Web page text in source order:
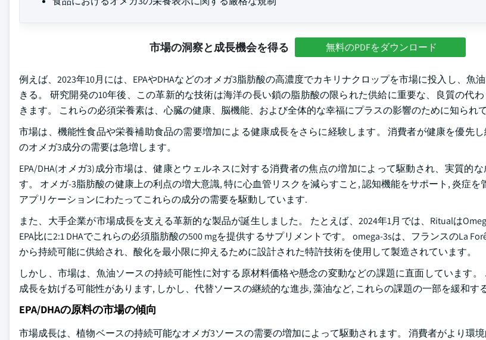
市場の洞察と成長機会を得る 無料のPDFをダウンロード
例えば、2023年10月には、EPAやDHAなどのオメガ3脂肪酸の高濃度でカキリナクロップを市場に投入し、魚
きる。 研究開発の10年後、この革新的な技術は海洋の長い鎖の脂肪酸の限られた供給に重要な、良質の代
きます。 これらの必須栄養素は、心臓の健康、脳機能、および全体的な幸福にプラスの影響のために知られて
市場は、機能性食品や栄養補助食品の需要増加による健康成長をさらに経験します。 消費者が健康を優先
のオメガ3成分の需要は急増します。
EPA/DHA(オメガ3)成分市場は、健康とウェルネスに対する消費者の焦点の増加によって駆動され、実質的
す。 オメガ-3脂肪酸の健康上の利点の増大意識, 特に心血管リスクを減らすこと, 認知機能をサポート, 炎症を
アプリケーションにわたってこれらの成分の需要を駆動しています.
また、大手企業が市場成長を支える革新的な製品が誕生しました。 たとえば、2024年1月では、Ritualは
EPA比に2:1 DHAでこれらの必須脂肪酸の500 mgを提供するサプリメントです。 omega-3sは、フランスのLa
から持続可能に供給され、酸化を最小限に抑えるために設計された特許技術を使用して製造されています。
しかし、市場は、魚油ソースの持続可能性に対する原材料価格や懸念の変動などの課題に直面しています
成長を妨げる可能性があります, しかし、代替ソースの継続的な進歩, 藻油など, これらの課題の一部を緩和す
EPA/DHAの原料の市場の傾向
市場成長は、植物ベースの持続可能なオメガ3ソースの需要の増加によって駆動されます。 消費者がより環境